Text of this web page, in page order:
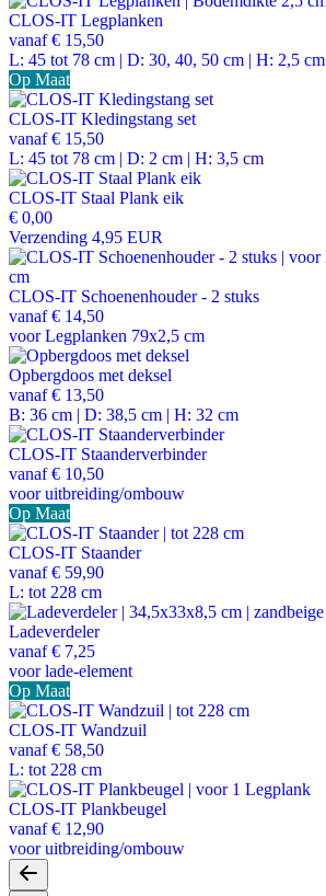
CLOS-IT Legplanken
vanaf € 15,50
L: 45 tot 78 cm | D: 30, 40, 50 cm | H: 2,5 cm
Op Maat
CLOS-IT Kledingstang set
vanaf € 15,50
L: 45 tot 78 cm | D: 2 cm | H: 3,5 cm
CLOS-IT Staal Plank eik
€ 0,00
Verzending 4,95 EUR
CLOS-IT Schoenenhouder - 2 stuks
vanaf € 14,50
voor Legplanken 79x2,5 cm
Opbergdoos met deksel
vanaf € 13,50
B: 36 cm | D: 38,5 cm | H: 32 cm
CLOS-IT Staanderverbinder
vanaf € 10,50
voor uitbreiding/ombouw
Op Maat
CLOS-IT Staander
vanaf € 59,90
L: tot 228 cm
Ladeverdeler
vanaf € 7,25
voor lade-element
Op Maat
CLOS-IT Wandzuil
vanaf € 58,50
L: tot 228 cm
CLOS-IT Plankbeugel
vanaf € 12,90
voor uitbreiding/ombouw